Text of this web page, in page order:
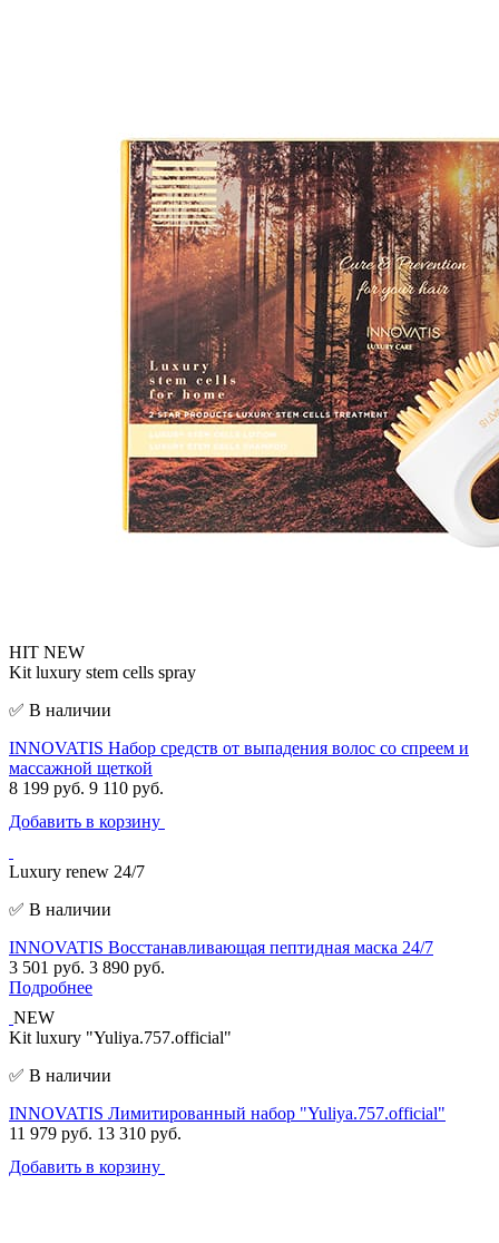
HIT NEW
Kit luxury stem cells spray
✅ В наличии
INNOVATIS Набор средств от выпадения волос со спреем и
массажной щеткой
8 199 руб. 9 110 руб.
Добавить в корзину
Luxury renew 24/7
✅ В наличии
INNOVATIS Восстанавливающая пептидная маска 24/7
3 501 руб. 3 890 руб.
Подробнее
NEW
Kit luxury "Yuliya.757.official"
✅ В наличии
INNOVATIS Лимитированный набор "Yuliya.757.official"
11 979 руб. 13 310 руб.
Добавить в корзину